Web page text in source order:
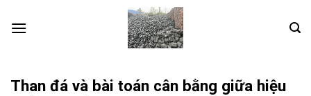
Than đá và bài toán cân bằng giữa hiệu